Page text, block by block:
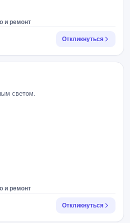
и ремонт
Откликнуться
светом.
и ремонт
Откликнуться